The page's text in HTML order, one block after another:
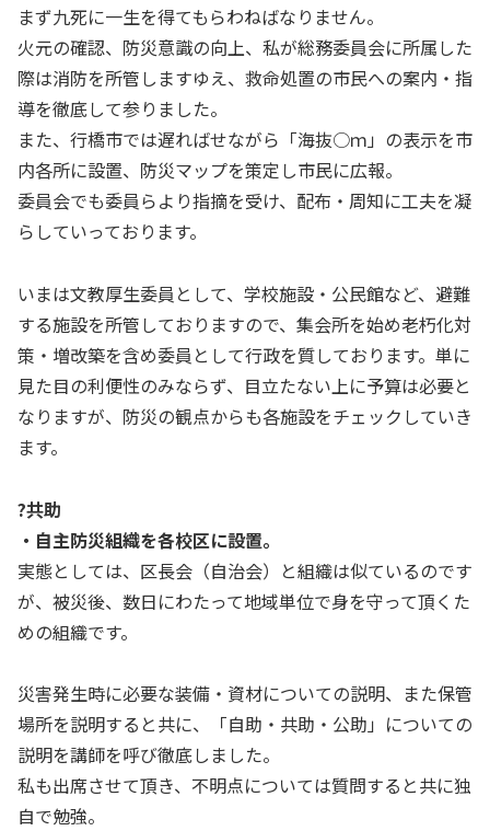
まず九死に一生を得てもらわねばなりません。
火元の確認、防災意識の向上、私が総務委員会に所属した
際は消防を所管しますゆえ、救命処置の市民への案内・指
導を徹底して参りました。
また、行橋市では遅ればせながら「海抜○ｍ」の表示を市
内各所に設置、防災マップを策定し市民に広報。
委員会でも委員らより指摘を受け、配布・周知に工夫を凝
らしていっております。
いまは文教厚生委員として、学校施設・公民館など、避難
する施設を所管しておりますので、集会所を始め老朽化対
策・増改築を含め委員として行政を質しております。単に
見た目の利便性のみならず、目立たない上に予算は必要と
なりますが、防災の観点からも各施設をチェックしていき
ます。
?共助
・自主防災組織を各校区に設置。
実態としては、区長会（自治会）と組織は似ているのです
が、被災後、数日にわたって地域単位で身を守って頂くた
めの組織です。
災害発生時に必要な装備・資材についての説明、また保管
場所を説明すると共に、「自助・共助・公助」についての
説明を講師を呼び徹底しました。
私も出席させて頂き、不明点については質問すると共に独
自で勉強。